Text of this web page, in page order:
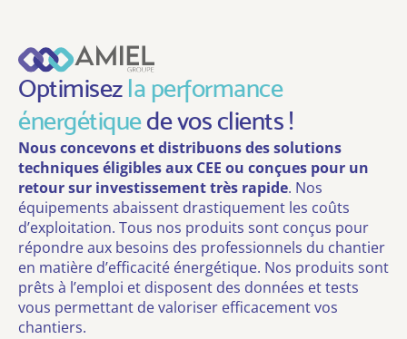
Optimisez la performance
énergétiquede vos clients !
Nous concevons et distribuons des solutions
techniques éligibles aux CEE ou conçues pour un
retour sur investissement très rapide. Nos
équipements abaissent drastiquement les coûts
d’exploitation. Tous nos produits sont conçus pour
répondre aux besoins des professionnels du chantier
en matière d’efficacité énergétique. Nos produits sont
prêts à l’emploi et disposent des données et tests
vous permettant de valoriser efficacement vos
chantiers.